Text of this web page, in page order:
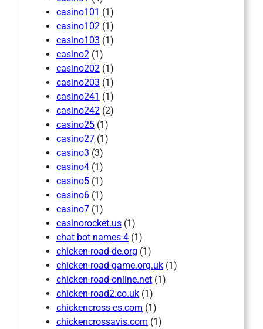
casino101 (1)
casino102 (1)
casino103 (1)
casino2 (1)
casino202 (1)
casino203 (1)
casino241 (1)
casino242 (2)
casino25 (1)
casino27 (1)
casino3 (3)
casino4 (1)
casino5 (1)
casino6 (1)
casino7 (1)
casinorocket.us (1)
chat bot names 4 (1)
chicken-road-de.org (1)
chicken-road-game.org.uk (1)
chicken-road-online.net (1)
chicken-road2.co.uk (1)
chickencross-es.com (1)
chickencrossavis.com (1)